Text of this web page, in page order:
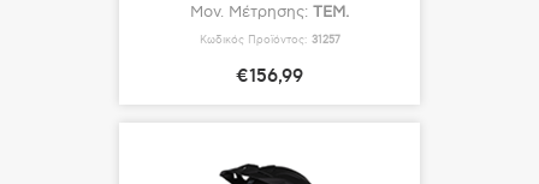
Μον. Μέτρησης: ΤΕΜ.
Κωδικός Προϊόντος: 31257
€156,99